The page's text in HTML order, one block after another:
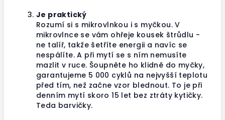
Je praktický
Rozumí si s mikrovlnkou i s myčkou. V
mikrovlnce se vám ohřeje kousek štrůdlu -
ne talíř, takže šetříte energii a navíc se
nespálíte. A při mytí se s ním nemusíte
mazlit v ruce. Šoupněte ho klidně do myčky,
garantujeme 5 000 cyklů na nejvyšší teplotu
před tím, než začne vzor blednout. To je při
denním mytí skoro 15 let bez ztráty kytičky.
Teda barvičky.